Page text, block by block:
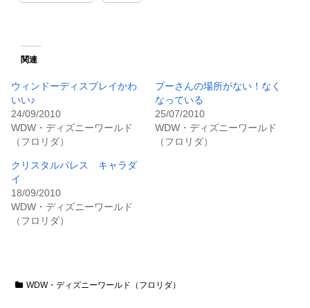
関連
ウィンドーディスプレイかわ
いい♪
24/09/2010
WDW・ディズニーワールド
（フロリダ）
プーさんの場所がない！なく
なっている
25/07/2010
WDW・ディズニーワールド
（フロリダ）
クリスタルパレス キャラダ
イ
18/09/2010
WDW・ディズニーワールド
（フロリダ）
WDW・ディズニーワールド（フロリダ）